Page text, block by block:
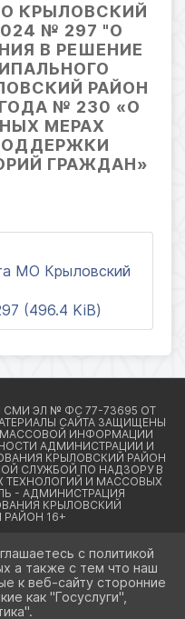
КРЫЛОВСКИЙ
№ 297 "О
В РЕШЕНИЕ
РАЙОН
№ 230 «О
МЕРАХ
ГРАЖДАН»
МО Крыловский
(496.4 KiB)
с политикой
а также с тем что наш
к веб-сайту сторонние
как "Госуслуги",